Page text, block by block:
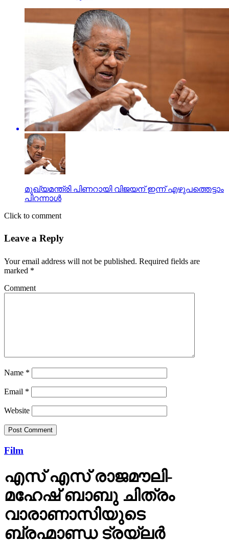
മുഖ്യമന്ത്രി പിണറായി വിജയന് ഇന്ന് എഴുപത്തെട്ടാം
പിറന്നാള്‍
Click to comment
Leave a Reply
Your email address will not be published. Required fields are
marked *
Comment
Name *
Email *
Website
Film
എസ് എസ് രാജമൗലി-
മഹേഷ് ബാബു ചിത്രം
വാരാണാസിയുടെ
ബ്രഹ്മാണ്ഡ ട്രയ്ലർ